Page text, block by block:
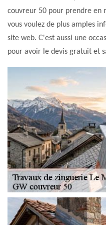
couvreur 50 pour prendre en
vous voulez de plus amples
site web. C'est aussi une
pour avoir le devis gratuit et